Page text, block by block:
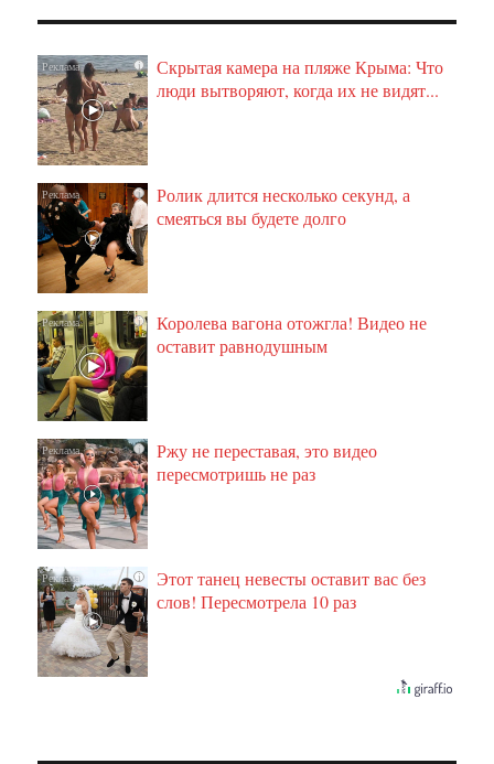
i
Скрытая камера на пляже Крыма: Что
люди вытворяют, когда их не видят...
i
Ролик длится несколько секунд, а
смеяться вы будете долго
i
Королева вагона отожгла! Видео не
оставит равнодушным
i
Ржу не переставая, это видео
пересмотришь не раз
i
Этот танец невесты оставит вас без
слов! Пересмотрела 10 раз